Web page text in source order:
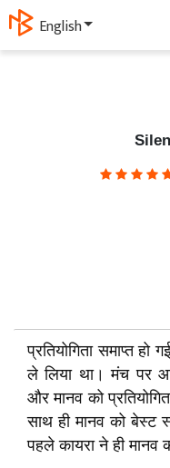
ગુજરાતી
प्रतियोगिता समाप्त हो
ले लिया था। मंच पर
और मानव को
साथ ही मानव को बेस्ट
पहले कायरा ने ही मानव